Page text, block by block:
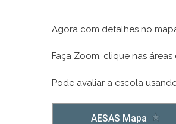
Agora com detalhes no
Faça Zoom, clique nas
Pode avaliar a escola